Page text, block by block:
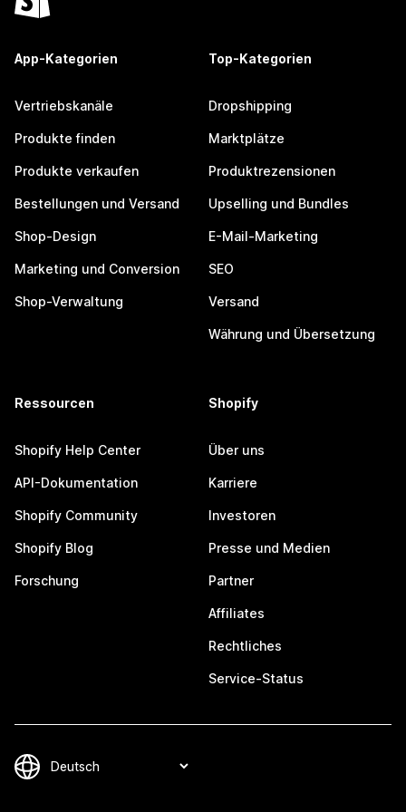
App-Kategorien
Vertriebskanäle
Produkte finden
Produkte verkaufen
Bestellungen und Versand
Shop-Design
Marketing und Conversion
Shop-Verwaltung
Top-Kategorien
Dropshipping
Marktplätze
Produktrezensionen
Upselling und Bundles
E-Mail-Marketing
SEO
Versand
Währung und Übersetzung
Ressourcen
Shopify Help Center
API-Dokumentation
Shopify Community
Shopify Blog
Forschung
Shopify
Über uns
Karriere
Investoren
Presse und Medien
Partner
Affiliates
Rechtliches
Service-Status